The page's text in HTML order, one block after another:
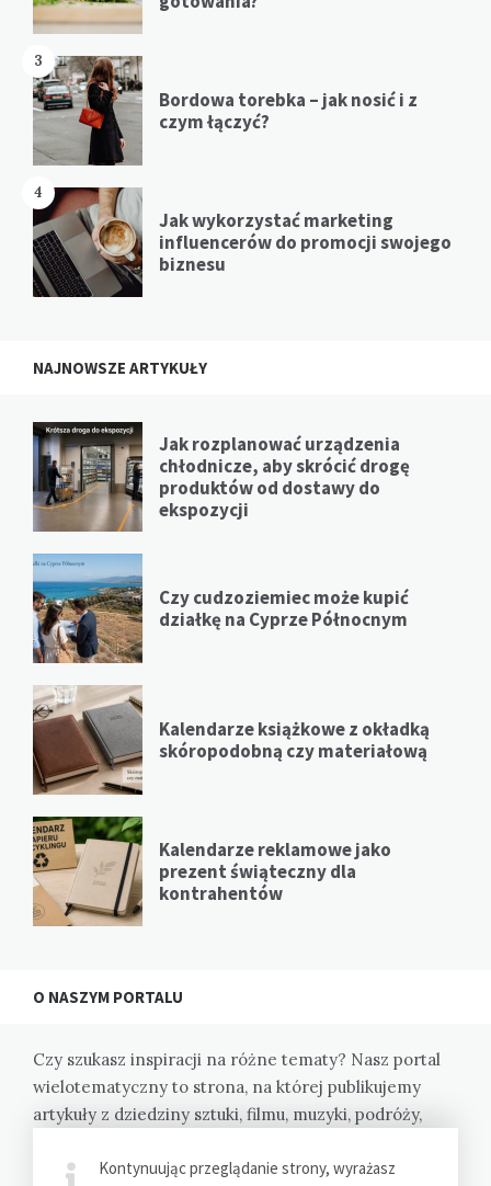
3
Bordowa torebka – jak nosić i z
czym łączyć?
4
Jak wykorzystać marketing
influencerów do promocji swojego
biznesu
NAJNOWSZE ARTYKUŁY
Jak rozplanować urządzenia
chłodnicze, aby skrócić drogę
produktów od dostawy do
ekspozycji
Czy cudzoziemiec może kupić
działkę na Cyprze Północnym
Kalendarze książkowe z okładką
skóropodobną czy materiałową
Kalendarze reklamowe jako
prezent świąteczny dla
kontrahentów
O NASZYM PORTALU
Czy szukasz inspiracji na różne tematy? Nasz portal
wielotematyczny to strona, na której publikujemy
artykuły z dziedziny sztuki, filmu, muzyki, podróży,
pasje i zainspirujesz się do działania.
Kontynuując przeglądanie strony, wyrażasz